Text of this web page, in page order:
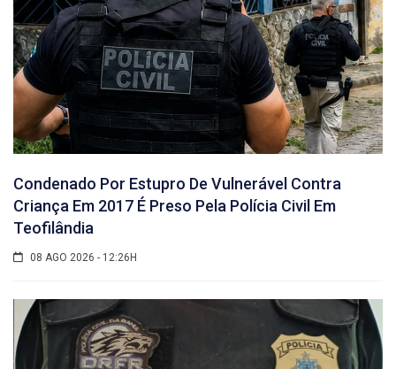
Condenado Por Estupro De Vulnerável Contra
Criança Em 2017 É Preso Pela Polícia Civil Em
Teofilândia
08 AGO 2026 - 12:26H